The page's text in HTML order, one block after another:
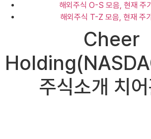
해외주식 O-S 모음, 현재 주
해외주식 T-Z 모음, 현재 주
Cheer
주식소개 치